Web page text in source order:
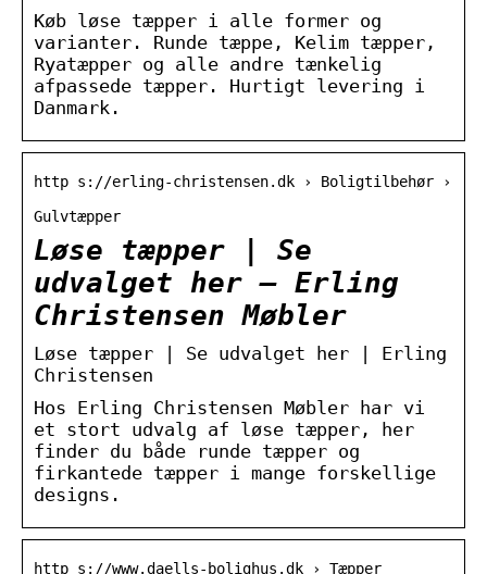
Køb løse tæpper i alle former og
varianter. Runde tæppe, Kelim tæpper,
Ryatæpper og alle andre tænkelig
afpassede tæpper. Hurtigt levering i
Danmark.
http s://erling-christensen.dk › Boligtilbehør ›
Gulvtæpper
Løse tæpper | Se
udvalget her – Erling
Christensen Møbler
Løse tæpper | Se udvalget her | Erling
Christensen
Hos Erling Christensen Møbler har vi
et stort udvalg af løse tæpper, her
finder du både runde tæpper og
firkantede tæpper i mange forskellige
designs.
http s://www.daells-bolighus.dk › Tæpper